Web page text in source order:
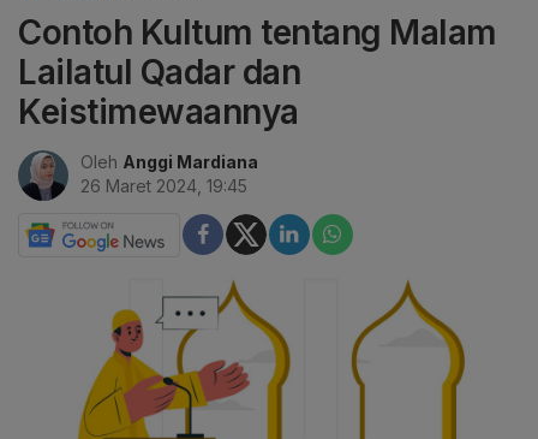
Contoh Kultum tentang Malam
Lailatul Qadar dan
Keistimewaannya
Oleh Anggi Mardiana
26 Maret 2024, 19:45